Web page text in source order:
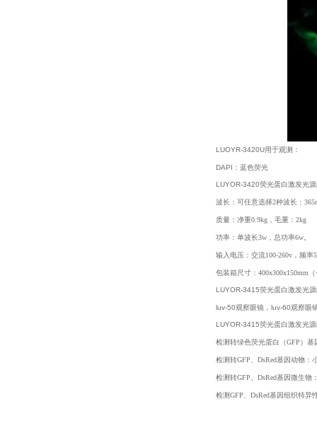
LUOYR-3420U用于观测：
DAPI：蓝色荧光
LUYOR-3420荧光蛋白激发光
波长：可任意选择2种波长：
质量：净重0.9kg，毛重：2kg
功率：单波长3w，总功率6w。
输入电压：交流100-260v，频率
包装箱尺寸：400x300x150mm
LUYOR-3415荧光蛋白激发光
luv-50观察眼镜，luv-60观察眼
LUYOR-3415荧光蛋白激发光
检测转绿色荧光蛋白（GFP）
检测转GFP、DsRed基因动物：
检测转GFP、DsRed基因微生物
检测GFP、DsRed基因组织特异